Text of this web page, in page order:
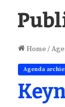
Home /
Agenda